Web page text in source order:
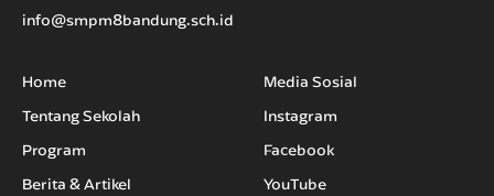
info@smpm8bandung.sch.id
Home
Tentang Sekolah
Program
Berita & Artikel
Media Sosial
Instagram
Facebook
YouTube